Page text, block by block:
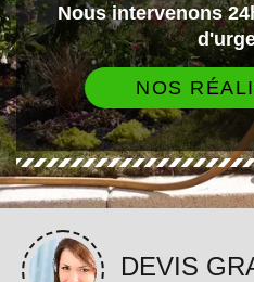
Nous intervenons
NOS
DEVIS